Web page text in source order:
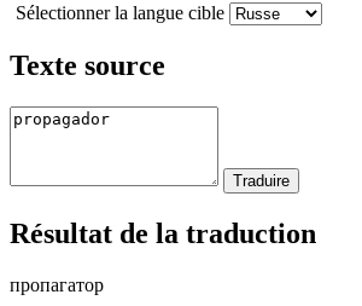
Sélectionner la langue cible
Texte source
Résultat de la traduction
пропагатор